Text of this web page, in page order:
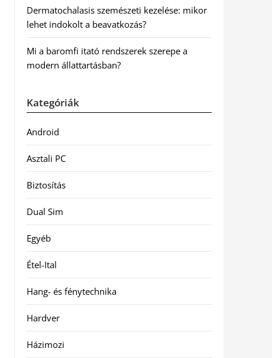
Dermatochalasis szemészeti kezelése: mikor
lehet indokolt a beavatkozás?
Mi a baromfi itató rendszerek szerepe a
modern állattartásban?
Kategóriák
Android
Asztali PC
Biztosítás
Dual Sim
Egyéb
Étel-Ital
Hang- és fénytechnika
Hardver
Házimozi